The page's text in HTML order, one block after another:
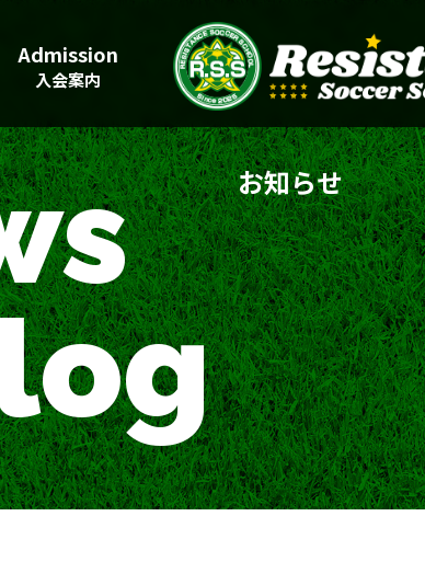
Admission
入会案内
お知らせ